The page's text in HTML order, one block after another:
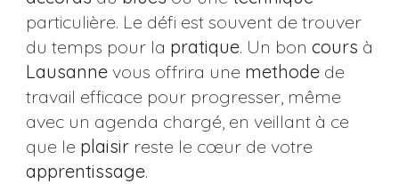
particulière. Le défi est souvent de trouver
du temps pour la pratique. Un bon cours à
Lausannevous offrira une methodede
travail efficace pour progresser, même
avec un agenda chargé, en veillant à ce
que le plaisirreste le cœur de votre
apprentissage.